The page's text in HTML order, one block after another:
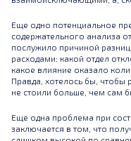
Еще одно потенциальное
содержательного анализа
послужило причиной
расходами: какой отдел
какое влияние оказало
Правда, хотелось бы, чтобы
не стоили больше, чем сам
Еще одна проблема при
заключается в том, что